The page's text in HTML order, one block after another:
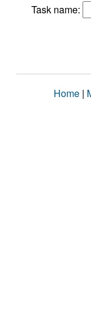
Task name:
Home |